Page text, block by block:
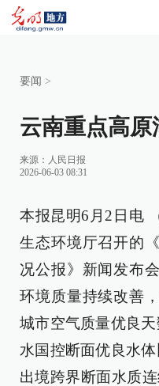
要闻 >
云南重点高
来源： 人民日报
2026-06-03 08:31
本报昆明6月2日电
生态环境厅召开的
况公报》新闻发布
环境质量持续改善
城市空气质量优良
水国控断面优良水
出境跨界断面水质